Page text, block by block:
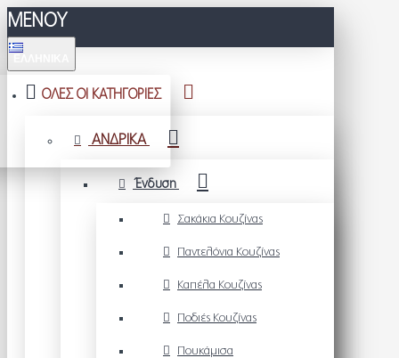
ΜΕΝΟΥ
ΟΛΕΣ ΟΙ ΚΑΤΗΓΟΡΙΕΣ
ΑΝΔΡΙΚΑ
Ένδυση
Σακάκια Κουζίνας
Παντελόνια Κουζίνας
Καπέλα Κουζίνας
Ποδιές Κουζίνας
Πουκάμισα